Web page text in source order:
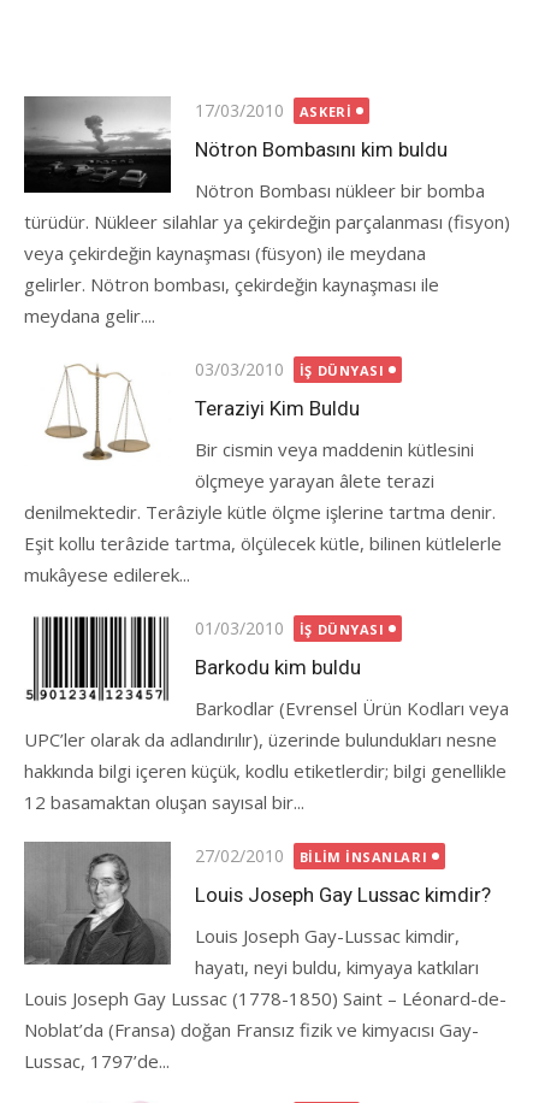
Posted
on
17/03/2010 ASKERI
Nötron Bombasını kim buldu
Nötron Bombası nükleer bir bomba
türüdür. Nükleer silahlar ya çekirdeğin parçalanması (fisyon)
veya çekirdeğin kaynaşması (füsyon) ile meydana
gelirler. Nötron bombası, çekirdeğin kaynaşması ile
meydana gelir....
Posted
on
03/03/2010 İŞ DÜNYASI
Teraziyi Kim Buldu
Bir cismin veya maddenin kütlesini
ölçmeye yarayan âlete terazi
denilmektedir. Terâziyle kütle ölçme işlerine tartma denir.
Eşit kollu terâzide tartma, ölçülecek kütle, bilinen kütlelerle
mukâyese edilerek...
Posted
on
01/03/2010 İŞ DÜNYASI
Barkodu kim buldu
Barkodlar (Evrensel Ürün Kodları veya
UPC’ler olarak da adlandırılır), üzerinde bulundukları nesne
hakkında bilgi içeren küçük, kodlu etiketlerdir; bilgi genellikle
12 basamaktan oluşan sayısal bir...
Posted
on
27/02/2010 BILIM İNSANLARI
Louis Joseph Gay Lussac kimdir?
Louis Joseph Gay-Lussac kimdir,
hayatı, neyi buldu, kimyaya katkıları
Louis Joseph Gay Lussac (1778-1850) Saint – Léonard-de-
Noblat’da (Fransa) doğan Fransız fizik ve kimyacısı Gay-
Lussac, 1797’de...